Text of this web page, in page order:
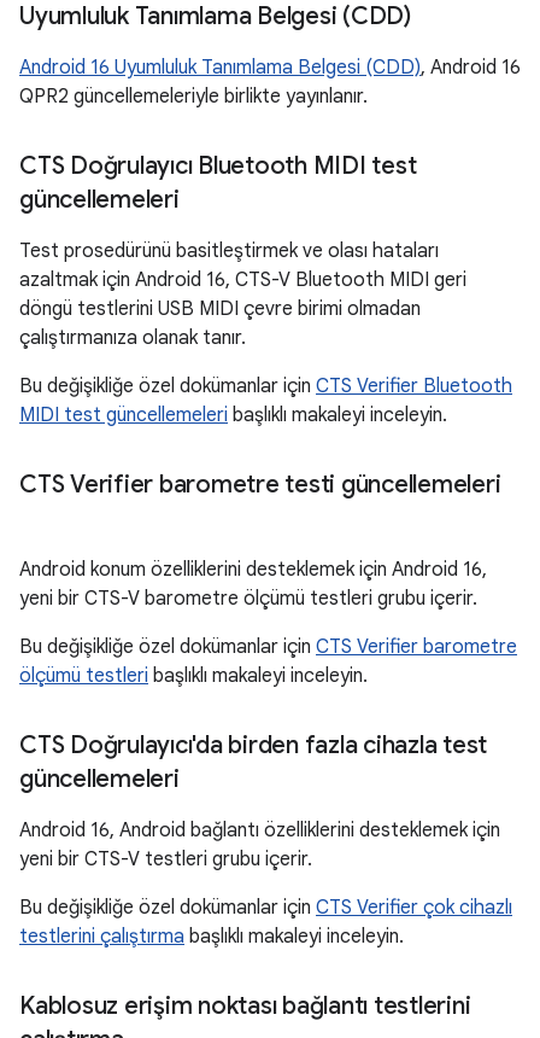
Uyumluluk Tanımlama Belgesi (CDD)
Android 16 Uyumluluk Tanımlama Belgesi (CDD), Android 16
QPR2 güncellemeleriyle birlikte yayınlanır.
CTS Doğrulayıcı Bluetooth MIDI test
güncellemeleri
Test prosedürünü basitleştirmek ve olası hataları
azaltmak için Android 16, CTS-V Bluetooth MIDI geri
döngü testlerini USB MIDI çevre birimi olmadan
çalıştırmanıza olanak tanır.
Bu değişikliğe özel dokümanlar için CTS Verifier Bluetooth
MIDI test güncellemeleri başlıklı makaleyi inceleyin.
CTS Verifier barometre testi güncellemeleri
Android konum özelliklerini desteklemek için Android 16,
yeni bir CTS-V barometre ölçümü testleri grubu içerir.
Bu değişikliğe özel dokümanlar için CTS Verifier barometre
ölçümü testleri başlıklı makaleyi inceleyin.
CTS Doğrulayıcı'da birden fazla cihazla test
güncellemeleri
Android 16, Android bağlantı özelliklerini desteklemek için
yeni bir CTS-V testleri grubu içerir.
Bu değişikliğe özel dokümanlar için CTS Verifier çok cihazlı
testlerini çalıştırma başlıklı makaleyi inceleyin.
Kablosuz erişim noktası bağlantı testlerini